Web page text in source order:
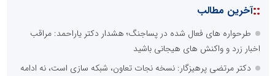
::آخرین مطالب
طرحواره های فعال شده در پساجنگ؛ هشدار دکتر یاراحمد: مراقب
اخبار زرد و واکنش های هیجانی باشید
دکتر مرتضی پرهیزگار: نسخه نجات تعاون، شبکه سازی است، نه ادامه